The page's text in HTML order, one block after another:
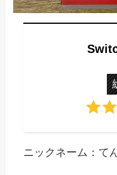
ニックネーム：て